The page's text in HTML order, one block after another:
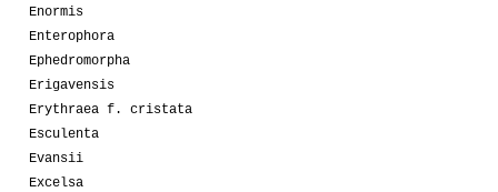
Enormis
Enterophora
Ephedromorpha
Erigavensis
Erythraea f. cristata
Esculenta
Evansii
Excelsa